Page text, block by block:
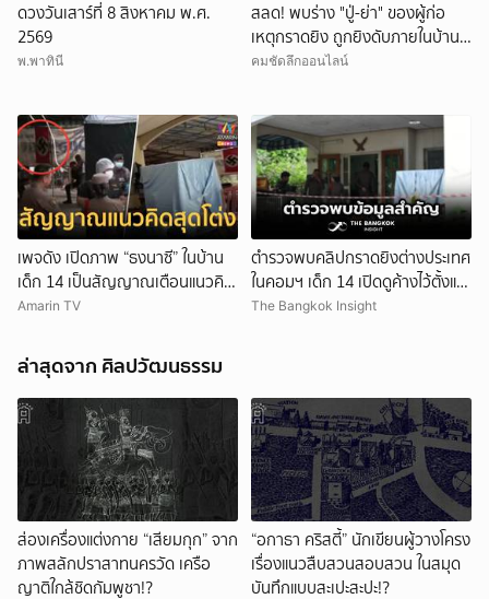
ดวงวันเสาร์ที่ 8 สิงหาคม พ.ศ.
2569
พ.พาทินี
สลด! พบร่าง "ปู่-ย่า" ของผู้ก่อ
เหตุกราดยิง ถูกยิงดับภายในบ้าน
พัก
คมชัดลึกออนไลน์
เพจดัง เปิดภาพ “ธงนาซี” ในบ้าน
เด็ก 14 เป็นสัญญาณเตือนแนวคิด
สุดโต่ง
Amarin TV
ตำรวจพบคลิปกราดยิงต่างประเทศ
ในคอมฯ เด็ก 14 เปิดดูค้างไว้ตั้งแต่
วันที่ 30 ก.ค.
The Bangkok Insight
ล่าสุดจาก ศิลปวัฒนธรรม
ส่องเครื่องแต่งกาย “เสียมกุก” จาก
ภาพสลักปราสาทนครวัด เครือ
ญาติใกล้ชิดกัมพูชา!?
“อกาธา คริสตี้” นักเขียนผู้วางโครง
เรื่องแนวสืบสวนสอบสวน ในสมุด
บันทึกแบบสะเปะสะปะ!?